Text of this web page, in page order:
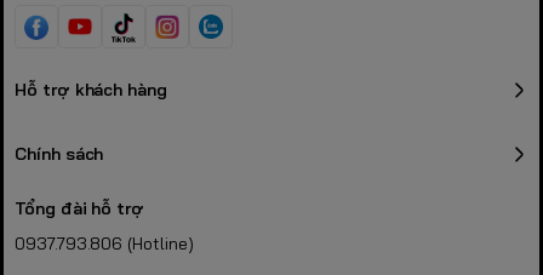
Hỗ trợ khách hàng
Chính sách
Tổng đài hỗ trợ
0937.793.806 (Hotline)